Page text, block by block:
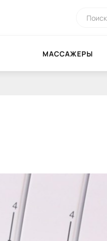
МАССАЖЕРЫ